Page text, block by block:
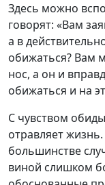
Здесь можно
говорят: «Вам
а в
обижаться? Вам
нос, а он и
обижаться и на
С чувством
отравляет
большинстве
виной слишком